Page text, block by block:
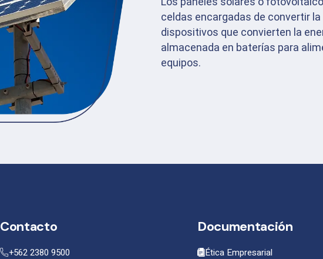
celdas encargadas de convertir
dispositivos que convierten la
almacenada en baterías para
equipos.
Contacto
+562 2380 9500
Documentación
Ética Empresarial